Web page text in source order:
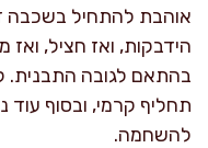
אוהבת להתחיל בשכבה
הידבקות, ואז חציל, ואז
בהתאם לגובה
תחליף קרמי, ובסוף עוד
להשחמה.